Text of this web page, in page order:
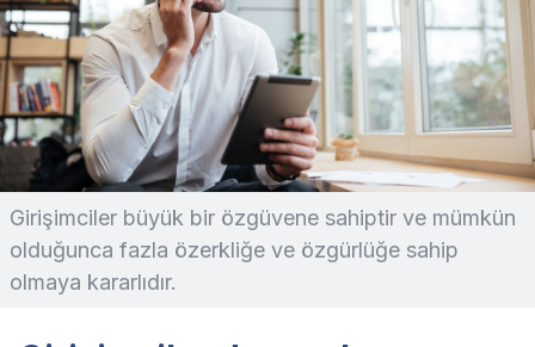
Girişimciler büyük bir özgüvene sahiptir ve mümkün
olduğunca fazla özerkliğe ve özgürlüğe sahip
olmaya kararlıdır.